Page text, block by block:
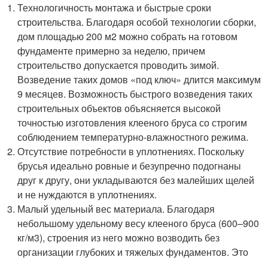
Технологичность монтажа и быстрые сроки
строительства. Благодаря особой технологии сборки,
дом площадью 200 м2 можно собрать на готовом
фундаменте примерно за неделю, причем
строительство допускается проводить зимой.
Возведение таких домов «под ключ» длится максимум
9 месяцев. Возможность быстрого возведения таких
строительных объектов объясняется высокой
точностью изготовления клееного бруса со строгим
соблюдением температурно-влажностного режима.
Отсутствие потребности в уплотнениях. Поскольку
брусья идеально ровные и безупречно подогнаны
друг к другу, они укладываются без малейших щелей
и не нуждаются в уплотнениях.
Малый удельный вес материала. Благодаря
небольшому удельному весу клееного бруса (600–900
кг/м3), строения из него можно возводить без
организации глубоких и тяжелых фундаментов. Это